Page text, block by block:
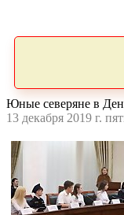
Юные северяне в
13 декабря 2019 г.